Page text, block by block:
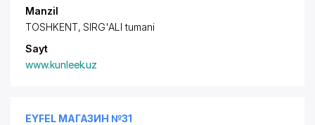
Manzil
TOSHKENT, SIRG'ALI tumani
Sayt
www.kunleek.uz
EYFEL МАГАЗИН №31